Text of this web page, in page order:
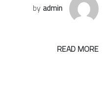
by admin
READ MORE